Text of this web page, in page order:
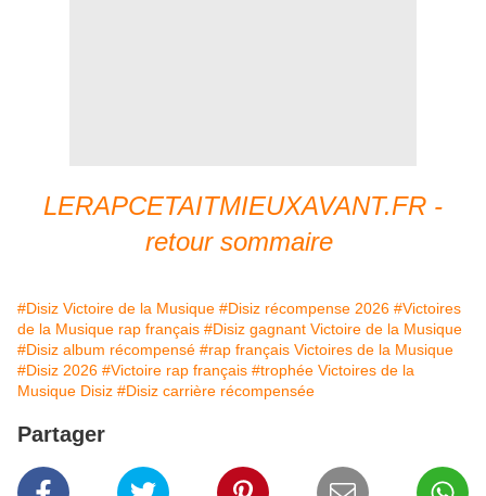
LERAPCETAITMIEUXAVANT.FR -
retour sommaire
#Disiz Victoire de la Musique #Disiz récompense 2026 #Victoires
de la Musique rap français #Disiz gagnant Victoire de la Musique
#Disiz album récompensé #rap français Victoires de la Musique
#Disiz 2026 #Victoire rap français #trophée Victoires de la
Musique Disiz #Disiz carrière récompensée
Partager